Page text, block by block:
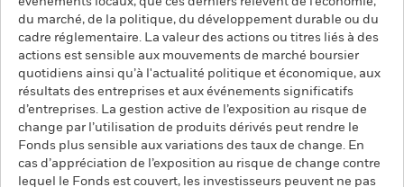
du marché, de la politique, du développement durable ou du
cadre réglementaire. La valeur des actions ou titres liés à des
actions est sensible aux mouvements de marché boursier
quotidiens ainsi qu’à l'actualité politique et économique, aux
résultats des entreprises et aux événements significatifs
d’entreprises. La gestion active de l’exposition au risque de
change par l’utilisation de produits dérivés peut rendre le
Fonds plus sensible aux variations des taux de change. En
cas d’appréciation de l’exposition au risque de change contre
lequel le Fonds est couvert, les investisseurs peuvent ne pas